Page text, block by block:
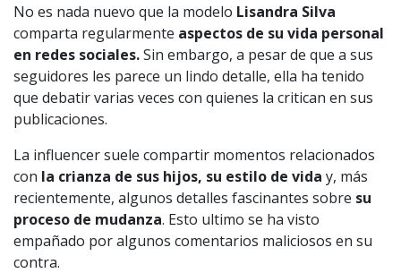
No es nada nuevo que la modelo Lisandra Silva
comparta regularmente aspectos de su vida personal
en redes sociales.Sin embargo, a pesar de que a sus
seguidores les parece un lindo detalle, ella ha tenido
que debatir varias veces con quienes la critican en sus
publicaciones.
La influencer suele compartir momentos relacionados
con la crianza de sus hijos, su estilo de vida y, más
recientemente, algunos detalles fascinantes sobre su
proceso de mudanza. Esto ultimo se ha visto
empañado por algunos comentarios maliciosos en su
contra.